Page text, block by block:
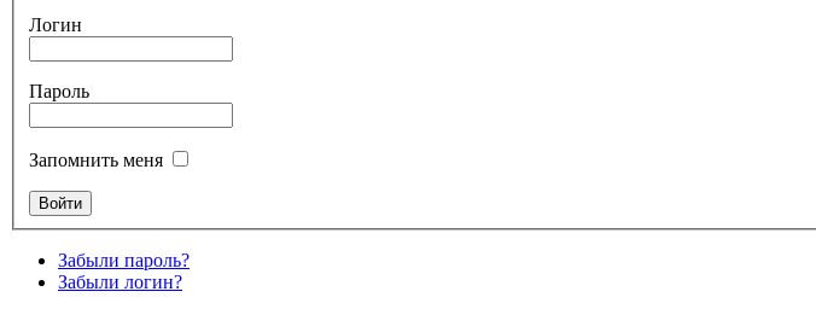
Логин
Пароль
Запомнить меня
Забыли пароль?
Забыли логин?